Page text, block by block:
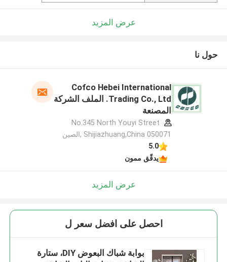
عرض المزيد
حول نا
Cofco Hebei International
Trading Co., Ltd. الملف الشركة
المصنعة
No.345 North Youyi Street
Shijiazhuang,China 050071 ,الصين
5.0
يدقّق ممون
عرض المزيد
احصل على افضل سعر ل
بوابة شباك البعوض DIY، ستارة